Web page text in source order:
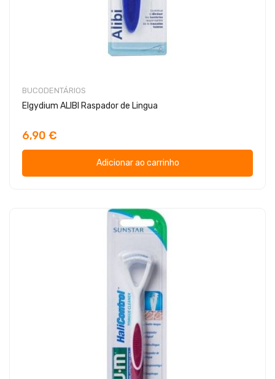
BUCODENTÁRIOS
Elgydium ALIBI Raspador de Lingua
6,90 €
Adicionar ao carrinho